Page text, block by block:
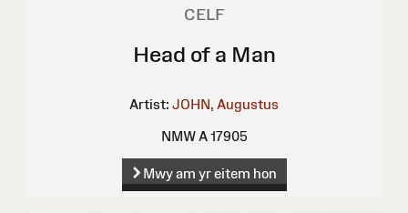
CELF
Head of a Man
Artist: JOHN, Augustus
NMW A 17905
Mwy am yr eitem hon